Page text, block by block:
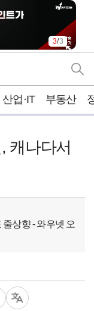
3/3
산업·IT 부동산
캐나다서
상향 - 와우넷 오